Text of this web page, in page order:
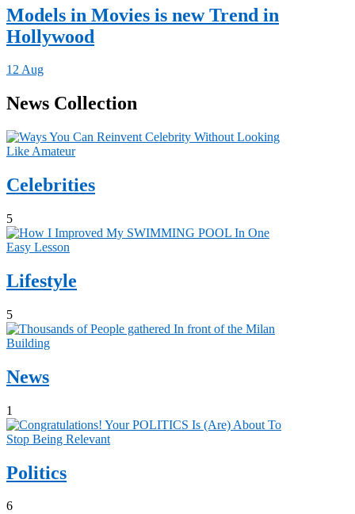
Models in Movies is new Trend in
Hollywood
12 Aug
News Collection
Celebrities
5
Lifestyle
5
News
1
Politics
6